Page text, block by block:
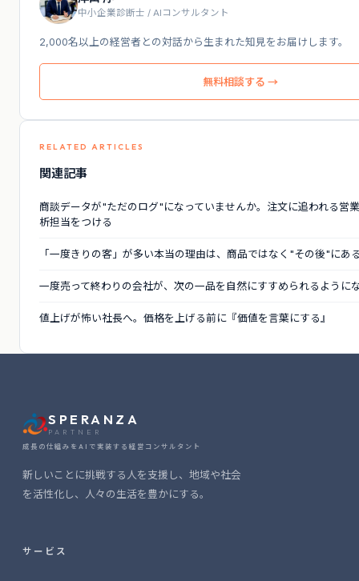
中小企業診断士 / AIコンサルタント
2,000名以上の経営者との対話から生まれた知見をお届けします。
無料相談する →
RELATED ARTICLES
関連記事
商談データが"ただのログ"になっていませんか。注文に追われる営
析担当をつける
「一度きりの客」が多い本当の理由は、商品ではなく"その後"にあ
一度売って終わりの会社が、次の一品を自然にすすめられるように
値上げが怖い社長へ。価格を上げる前に『価値を言葉にする』
SPERANZA
PARTNER
成長の仕組みをAIで実装する経営コンサルタント
新しいことに挑戦する人を支援し、地域や社会
を活性化し、人々の生活を豊かにする。
サービス